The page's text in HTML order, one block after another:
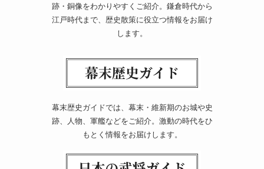
跡・銅像をわかりやすくご紹介。鎌倉時代から
江戸時代まで、歴史散策に役立つ情報をお届け
します。
幕末歴史ガイドでは、幕末・維新期のお城や史
跡、人物、軍艦などをご紹介。激動の時代をひ
もとく情報をお届けします。